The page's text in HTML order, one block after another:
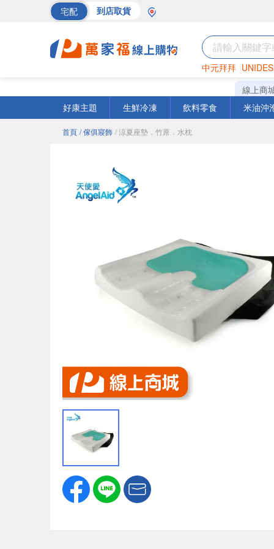
宅配 到店取貨
中元拜拜
罐頭 海苔
線上商
好康主題
生鮮冷凍 飲料零食 米油沖
首頁 / 傢俱寢飾 / 涼夏座墊．竹蓆．水枕